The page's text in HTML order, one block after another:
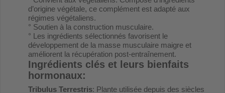
d’origine végétale, ce complément est adapté aux
régimes végétaliens.
° Soutien à la construction musculaire.
° Les ingrédients sélectionnés favorisent le
développement de la masse musculaire maigre et
améliorent la récupération post-entraînement.
Ingrédients clés et leurs bienfaits
hormonaux:
Tribulus Terrestris: Plante utilisée depuis des siècles